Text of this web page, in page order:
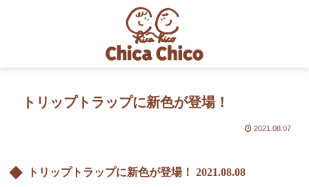
トリップトラップに新色が登場！
2021.08.07
トリップトラップに新色が登場！ 2021.08.08